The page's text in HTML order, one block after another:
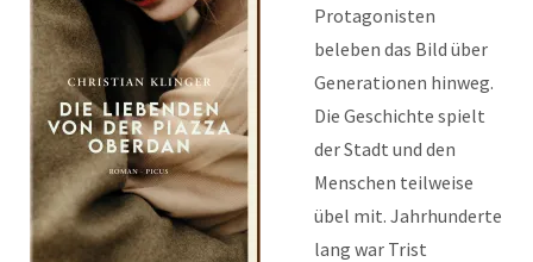
Protagonisten
beleben das Bild über
Generationen hinweg.
Die Geschichte spielt
der Stadt und den
Menschen teilweise
übel mit. Jahrhunderte
lang war Trist